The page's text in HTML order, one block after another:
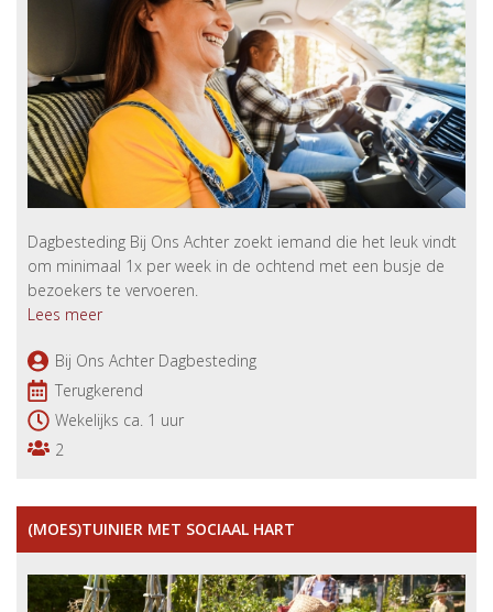
Dagbesteding Bij Ons Achter zoekt iemand die het leuk vindt
om minimaal 1x per week in de ochtend met een busje de
bezoekers te vervoeren.
Lees meer
Bij Ons Achter Dagbesteding
Terugkerend
Wekelijks ca. 1 uur
2
(MOES)TUINIER MET SOCIAAL HART